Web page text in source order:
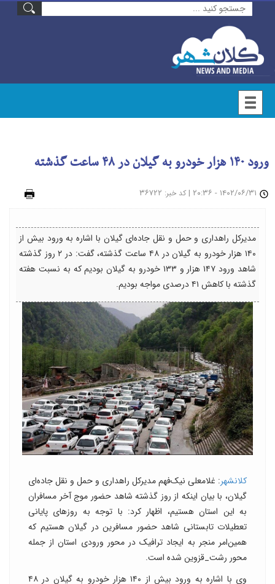
ورود ۱۴۰ هزار خودرو به گیلان در ۴۸ ساعت گذشته
| کد خبر: ۳۶۷۲۲
مدیرکل راهداری و حمل و نقل جاده‌ای گیلان با اشاره به ورود بیش از
۱۴۰ هزار خودرو به گیلان در ۴۸ ساعت گذشته، گفت: در ۲ روز گذشته
شاهد ورود ۱۴۷ هزار و ۱۳۳ خودرو به گیلان بودیم که به نسبت هفته
گذشته با کاهش ۴۱ درصدی مواجه بودیم‌.
کلانشهر: غلامعلی نیک‌فهم مدیرکل راهداری و حمل و نقل جاده‌ای
گیلان، با بیان اینکه از روز گذشته شاهد حضور موج آخر مسافران
به این استان هستیم، اظهار کرد: با توجه به روزهای پایانی
تعطیلات تابستانی شاهد حضور مسافرین در گیلان هستیم که
همین‌امر منجر به ایجاد ترافیک در محور ورودی استان از جمله
محور رشت_قزوین شده است.
وی با اشاره به ورود بیش از ۱۴۰ هزار خودرو به گیلان در ۴۸